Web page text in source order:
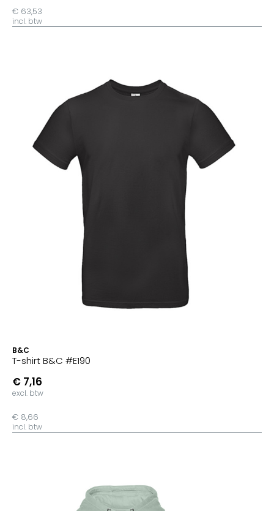
€ 63,53
incl. btw
B&C
T-shirt B&C #E190
€ 7,16
excl. btw
€ 8,66
incl. btw